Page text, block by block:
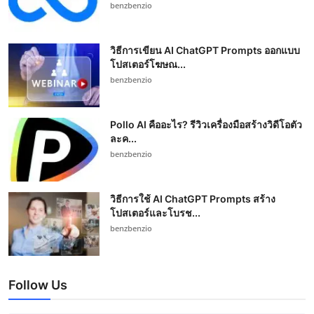
benzbenzio
วิธีการเขียน AI ChatGPT Prompts ออกแบบ
โปสเตอร์โฆษณ...
benzbenzio
Pollo AI คืออะไร? รีวิวเครื่องมือสร้างวิดีโอตัว
ละค...
benzbenzio
วิธีการใช้ AI ChatGPT Prompts สร้าง
โปสเตอร์และโบรช...
benzbenzio
Follow Us